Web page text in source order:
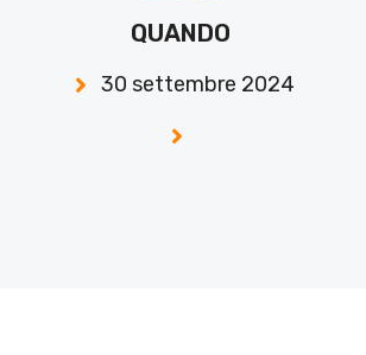
QUANDO
30 settembre 2024